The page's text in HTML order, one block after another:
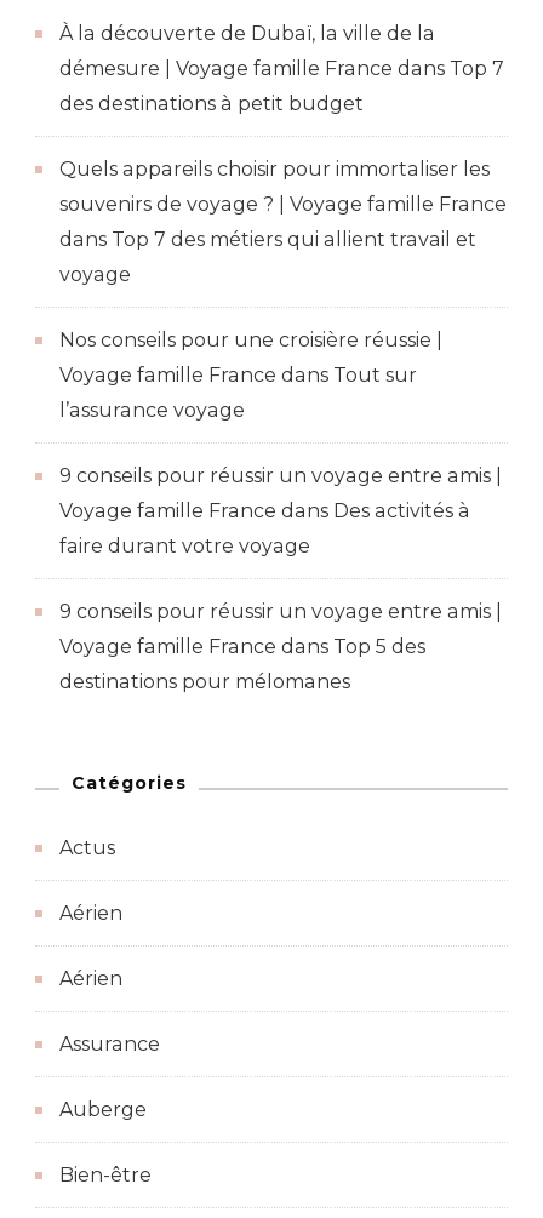
À la découverte de Dubaï, la ville de la
démesure | Voyage famille France dans Top 7
des destinations à petit budget
Quels appareils choisir pour immortaliser les
souvenirs de voyage ? | Voyage famille France
dans Top 7 des métiers qui allient travail et
voyage
Nos conseils pour une croisière réussie |
Voyage famille France dans Tout sur
l’assurance voyage
9 conseils pour réussir un voyage entre amis |
Voyage famille France dans Des activités à
faire durant votre voyage
9 conseils pour réussir un voyage entre amis |
Voyage famille France dans Top 5 des
destinations pour mélomanes
Catégories
Actus
Aérien
Aérien
Assurance
Auberge
Bien-être